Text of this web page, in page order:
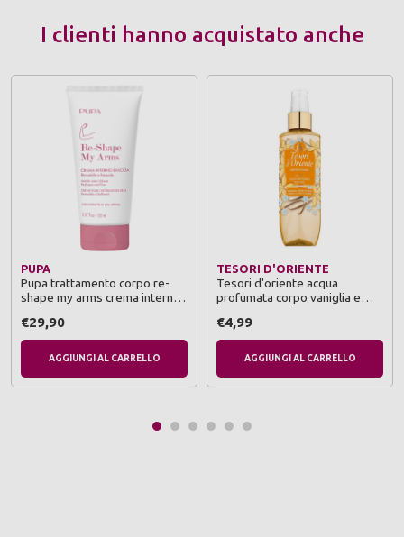
I clienti hanno acquistato anche
PUPA
Pupa trattamento corpo re-
shape my arms crema interno
€29,90
AGGIUNGI AL CARRELLO
TESORI D'ORIENTE
Tesori d'oriente acqua
profumata corpo vaniglia e
€4,99
AGGIUNGI AL CARRELLO